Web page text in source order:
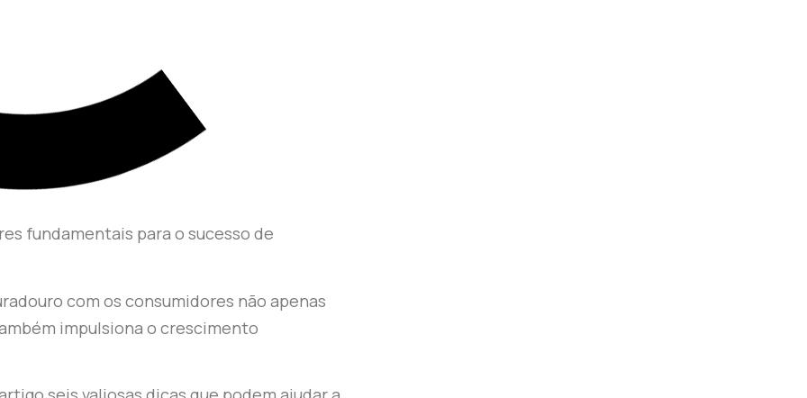
fundamentais para o sucesso de
com os consumidores não apenas
impulsiona o crescimento